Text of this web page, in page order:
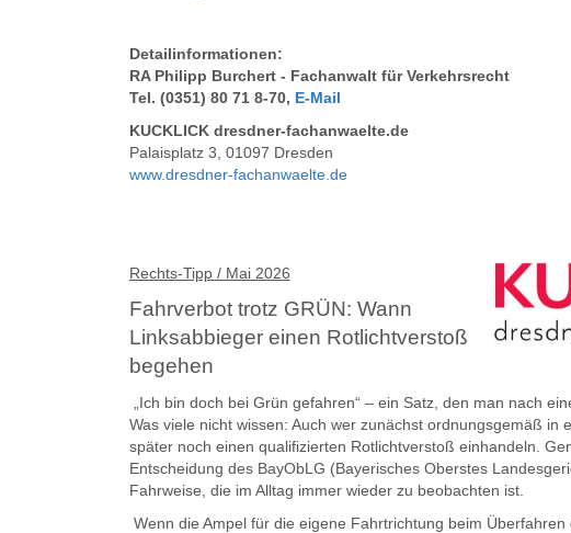
Detailinformationen:
RA Philipp Burchert - Fachanwalt für Verkehrsrecht
Tel. (0351) 80 71 8-70, E-Mail
KUCKLICK dresdner-fachanwaelte.de
Palaisplatz 3, 01097 Dresden
www.dresdner-fachanwaelte.de
Rechts-Tipp / Mai 2026
Fahrverbot trotz GRÜN: Wann
Linksabbieger einen Rotlichtverstoß
begehen
„Ich bin doch bei Grün gefahren“ – ein Satz, den man nach
Was viele nicht wissen: Auch wer zunächst ordnungsgemäß in
später noch einen qualifizierten Rotlichtverstoß einhandeln.
Entscheidung des BayObLG (Bayerisches Oberstes
Fahrweise, die im Alltag immer wieder zu beobachten ist.
Wenn die Ampel für die eigene Fahrtrichtung beim